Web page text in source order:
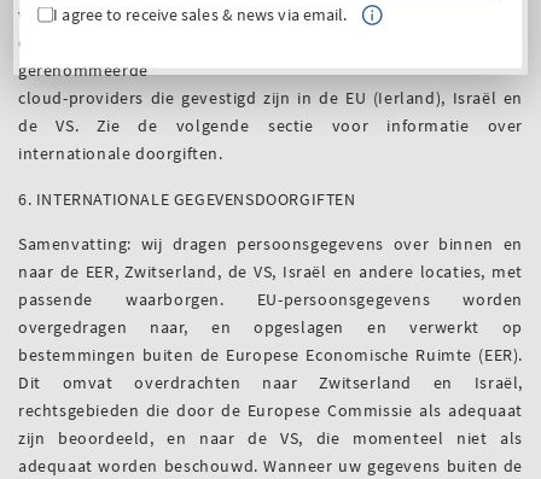
verschillende
externe diensten (zie sectie 4 hierboven), waaronder
gerenommeerde
cloud-providers die gevestigd zijn in de EU (Ierland), Israël en
de VS. Zie de volgende sectie voor informatie over
internationale doorgiften.
6. INTERNATIONALE GEGEVENSDOORGIFTEN
Samenvatting: wij dragen persoonsgegevens over binnen en
naar de EER, Zwitserland, de VS, Israël en andere locaties, met
passende waarborgen. EU-persoonsgegevens worden
overgedragen naar, en opgeslagen en verwerkt op
bestemmingen buiten de Europese Economische Ruimte (EER).
Dit omvat overdrachten naar Zwitserland en Israël,
rechtsgebieden die door de Europese Commissie als adequaat
zijn beoordeeld, en naar de VS, die momenteel niet als
adequaat worden beschouwd. Wanneer uw gegevens buiten de
I agree to receive sales & news via email.